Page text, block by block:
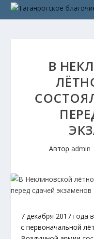
В
Автор admin
7 декабря 2017 года
с первоначальной